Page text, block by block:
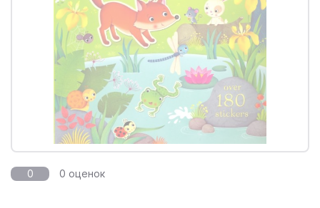
0 0 оценок